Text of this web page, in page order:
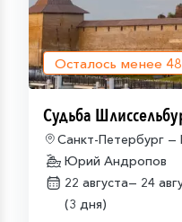
Осталось менее 48
Судьба
Санкт-Петербург —
Орешек) — Санкт-
Юрий Андропов
22 августа— 24
(3 дня)